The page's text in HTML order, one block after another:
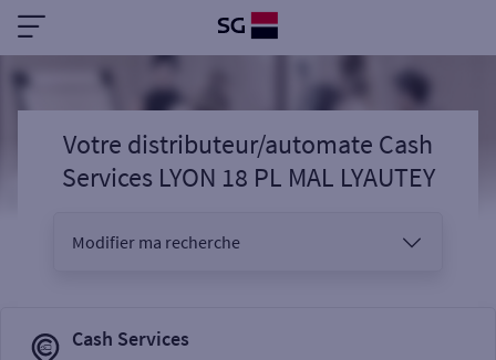
Votre distributeur/automate Cash
Services LYON 18 PL MAL LYAUTEY
Modifier ma recherche
Cash Services